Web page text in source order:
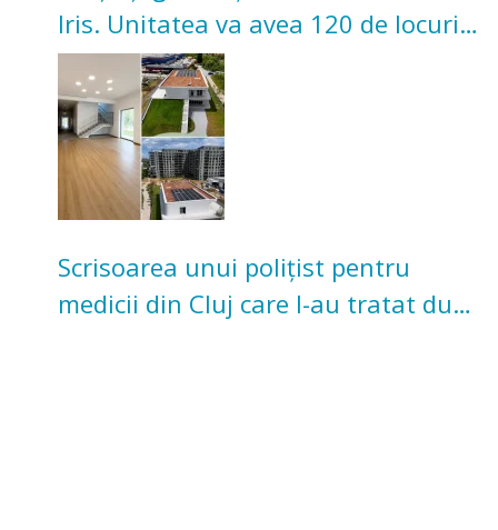
Iris. Unitatea va avea 120 de locuri
pentru copii
Scrisoarea unui polițist pentru
medicii din Cluj care l-au tratat după